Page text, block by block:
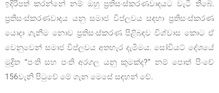
ඉදිරිපත් කරන්නේ නම් ඔහු ප්‍රතිසංස්කරණවාදයට වැටී තිබේ.
ප්‍රතිසංස්කරණවාදය යනු සමාජ විප්ලවය සඳහා ප්‍රතිසංස්කරණ
යොදා ගැනීම නොව ප්‍රතිසංස්කරණ පිළිබඳව විශ්වාස කොට ඒ
වෙනුවෙන් සමාජ විප්ලවය අතහැර දැමීමය. සෝවියට් දේශයේ
මුද්‍රිත “පංති සහ පංති අරගල යනු කුමක්ද?” නම් පොත් පිංචේ
156වැනි පිටුවේ මේ ගැන මෙසේ සඳහන් වේ.